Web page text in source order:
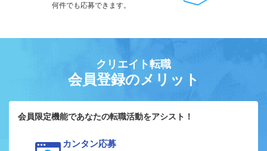
何件でも応募できます。
クリエイト転職
会員登録のメリット
会員限定機能であなたの転職活動をアシスト！
カンタン応募